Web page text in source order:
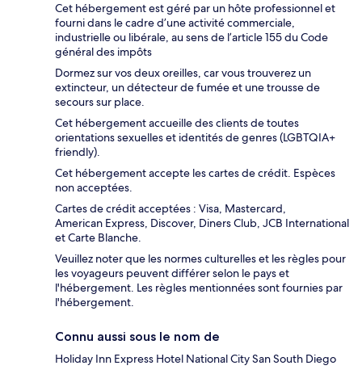
Cet hébergement est géré par un hôte professionnel et
fourni dans le cadre d’une activité commerciale,
industrielle ou libérale, au sens de l’article 155 du Code
général des impôts
Dormez sur vos deux oreilles, car vous trouverez un
extincteur, un détecteur de fumée et une trousse de
secours sur place.
Cet hébergement accueille des clients de toutes
orientations sexuelles et identités de genres (LGBTQIA+
friendly).
Cet hébergement accepte les cartes de crédit. Espèces
non acceptées.
Cartes de crédit acceptées : Visa, Mastercard,
American Express, Discover, Diners Club, JCB International
et Carte Blanche.
Veuillez noter que les normes culturelles et les règles pour
les voyageurs peuvent différer selon le pays et
l'hébergement. Les règles mentionnées sont fournies par
l'hébergement.
Connu aussi sous le nom de
Holiday Inn Express Hotel National City San South Diego